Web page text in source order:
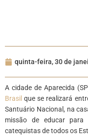
quinta-feira, 30 de
A cidade de Aparecida
Brasil que se realizará
Santuário Nacional, na
missão de educar para
catequistas de todos os